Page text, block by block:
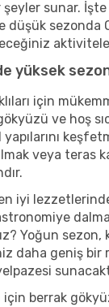
sunar.
düşük sezonda
yüksek
için
ve hoş
veya teras
iyi
Yoğun sezon,
daha geniş bir
için berrak